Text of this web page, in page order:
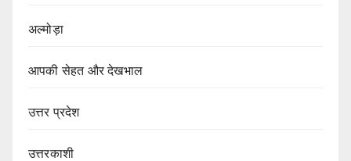
अल्मोड़ा
आपकी सेहत और देखभाल
उत्तर प्रदेश
उत्तरकाशी